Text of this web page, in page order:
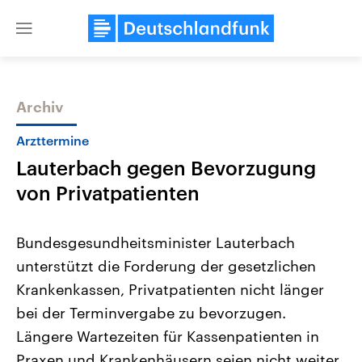
Close
Themen
Landtagswahl Sachsen-Anhalt
2026
Alle Informationen
Sachsen-Anhalt wählt am 6.
September 2026 einen neuen
Landtag. Seit 2021 wird das
Bundesland von einer Koalition aus
Aktuelle Beiträge,
Wirtschaftlich und
gehören die Vereinigten
den mächtigsten Ländern
mit großem Einfluss auf
Archiv
Arzttermine
Lauterbach gegen Bevorzugung
von Privatpatienten
Bundesgesundheitsminister Lauterbach
unterstützt die Forderung der gesetzlichen
Krankenkassen, Privatpatienten nicht länger
bei der Terminvergabe zu bevorzugen.
Längere Wartezeiten für Kassenpatienten in